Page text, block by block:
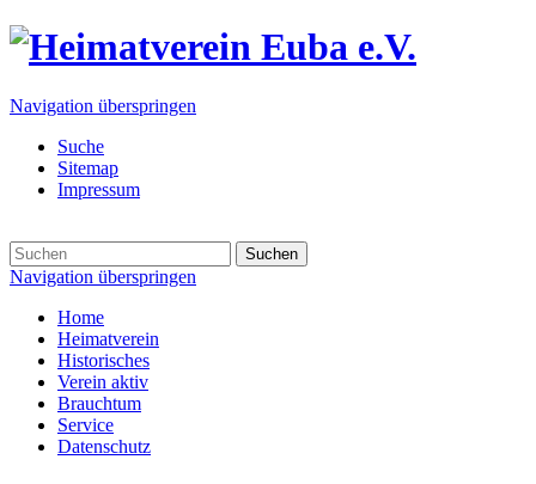
Navigation überspringen
Suche
Sitemap
Impressum
Suchen
Navigation überspringen
Home
Heimatverein
Historisches
Verein aktiv
Brauchtum
Service
Datenschutz